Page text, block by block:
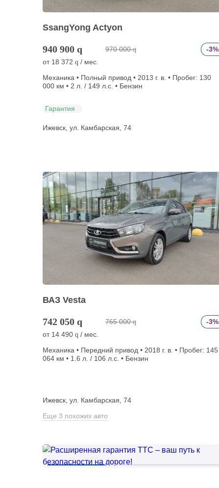
SsangYong Actyon
940 900 q 970 000 q
-3%
от 18 372 q / мес.
Механика • Полный привод • 2013 г. в. • Пробег: 130
000 км • 2 л. / 149 л.с. • Бензин
Гарантия
Ижевск, ул. Камбарская, 74
ВАЗ Vesta
742 050 q 765 000 q
-3%
от 14 490 q / мес.
Механика • Передний привод • 2018 г. в. • Пробег: 145
064 км • 1.6 л. / 106 л.с. • Бензин
Ижевск, ул. Камбарская, 74
Еще 3 похожих авто